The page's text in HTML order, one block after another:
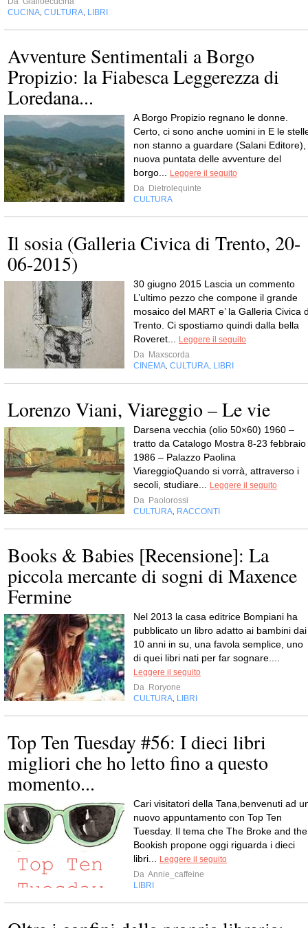
CUCINA CULTURA LIBRI
Avventure Sentimentali a Borgo
Propizio: la Fiabesca Leggerezza di
Loredana...
A Borgo Propizio regnano le donne.
Certo, ci sono anche uomini in E le
non stanno a guardare (Salani Editore),
nuova puntata delle avventure del
borgo...
Leggere il seguito
Da Dietrolequinte
CULTURA
Il sosia (Galleria Civica di Trento, 20-
06-2015)
30 giugno 2015 Lascia un commento
L’ultimo pezzo che compone il grande
mosaico del MART e’ la Galleria Civica
Trento. Ci spostiamo quindi dalla bella
Roveret...
Leggere il seguito
Da Maxscorda
CINEMA CULTURA LIBRI
Lorenzo Viani, Viareggio – Le vie
Darsena vecchia (olio 50×60) 1960 –
tratto da Catalogo Mostra 8-23 febbraio
1986 – Palazzo Paolina
ViareggioQuando si vorrà, attraverso i
secoli, studiare...
Leggere il seguito
Da Paolorossi
CULTURA RACCONTI
Books & Babies [Recensione]: La
piccola mercante di sogni di Maxence
Fermine
Nel 2013 la casa editrice Bompiani ha
pubblicato un libro adatto ai bambini dai
10 anni in su, una favola semplice, uno
di quei libri nati per far sognare....
Leggere il seguito
Da Roryone
CULTURA LIBRI
Top Ten Tuesday #56: I dieci libri
migliori che ho letto fino a questo
momento...
Cari visitatori della Tana,benvenuti ad
nuovo appuntamento con Top Ten
Tuesday. Il tema che The Broke and the
Bookish propone oggi riguarda i dieci
libri...
Leggere il seguito
Da Annie_caffeine
LIBRI